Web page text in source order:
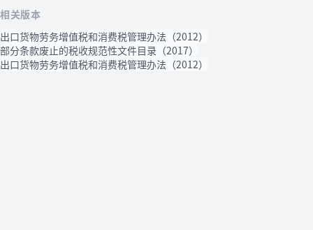
相关版本
出口货物劳务增值税和消费税管理办法（2012）
部分条款废止的税收规范性文件目录（2017）
出口货物劳务增值税和消费税管理办法（2012）